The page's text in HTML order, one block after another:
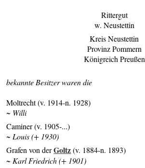
Rittergut
w. Neustettin
Kreis Neustettin
Provinz Pommern
Königreich Preußen
bekannte Besitzer waren die
Moltrecht (v. 1914-n. 1928)
~ Willi
Caminer (v. 1905-...)
~ Louis (+ 1930)
Grafen von derGoltz(v. 1884-n. 1893)
~ Karl Friedrich (+ 1901)